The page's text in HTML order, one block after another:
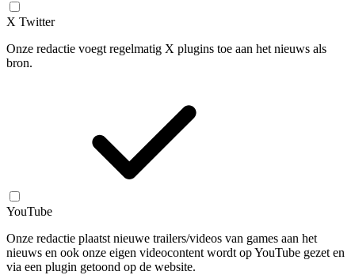
X Twitter
Onze redactie voegt regelmatig X plugins toe aan het nieuws als
bron.
YouTube
Onze redactie plaatst nieuwe trailers/videos van games aan het
nieuws en ook onze eigen videocontent wordt op YouTube gezet en
via een plugin getoond op de website.